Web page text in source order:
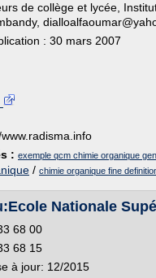
de collège et lycée,
: 30 mars 2007
: exemple qcm chimie organique
/ chimie organique fine
Nationale
68 00
68 15
à jour: 12/2015